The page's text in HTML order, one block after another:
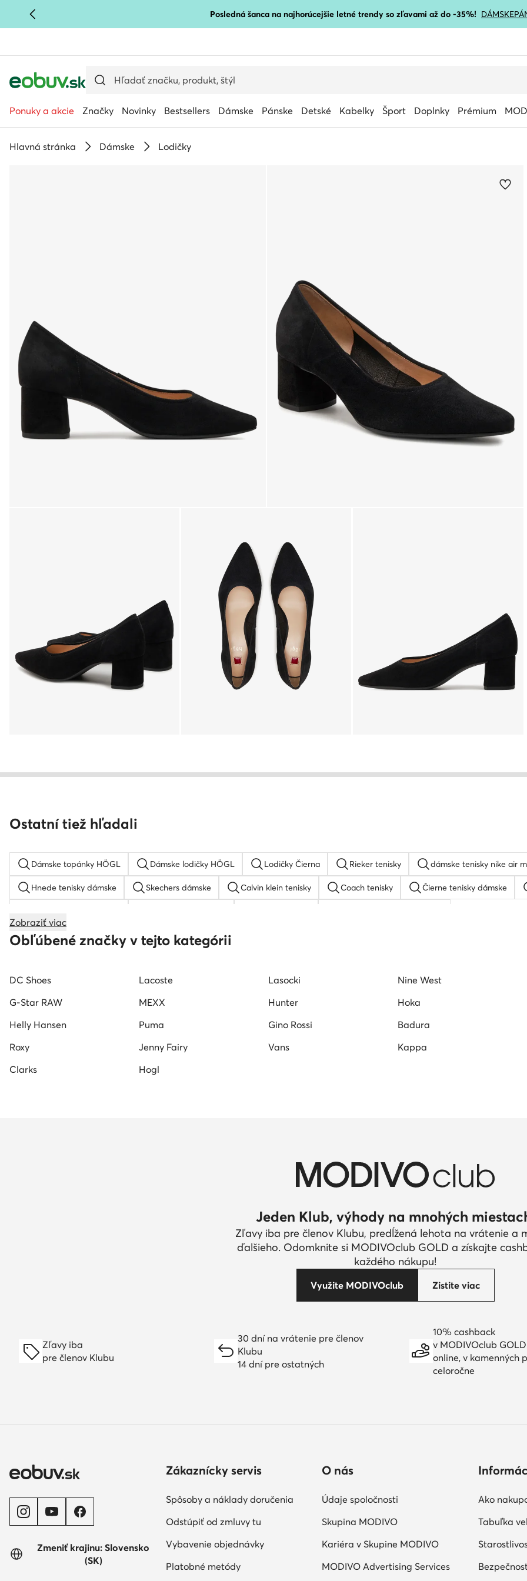
PREJSŤ NA HLAVNÝ OBSAH Posledná šanca na najhorúcejšie letné trendy so zľavami až do -35%! DÁMSKE
Ponuky a akcie Značky Novinky Bestsellers Dámske Pánske Detské Kabelky Šport Doplnky Prémium
Hlavná stránka Dámske Lodičky
Ostatní tiež hľadali
Dámske topánky HÖGL Dámske lodičky HÖGL Lodičky Čierna Rieker tenisky dámske tenisky nike air
Hnede tenisky dámske Skechers dámske Calvin klein tenisky Coach tenisky Čierne tenisky dámske
Tamaris lodičky Karl lagerfeld tenisky dámske
Tenisky lacoste dámske Dámske tenisky Beverly Hills Polo Club Converse tenisky dámske
Zobraziť viac
Obľúbené značky v tejto kategórii
DC Shoes Lacoste Lasocki Nine West
G-Star RAW
MEXX Hunter Hoka
Helly Hansen
Puma Gino Rossi Badura
Roxy
Jenny Fairy Vans Kappa
Clarks
Hogl
Jeden Klub, výhody na mnohých
Zľavy iba pre členov Klubu, predĺžená lehota na vrátenie a
ďalšieho. Odomknite si MODIVOclub GOLD a získajte
každého nákupu!
Využite MODIVOclub Zistite viac
Zľavy iba
pre členov Klubu
30 dní na vrátenie pre členov
Klubu
14 dní pre ostatných
10% cashback
v MODIVOclub GOLD
online, v kamenných
celoročne
Zmeniť krajinu: Slovensko
(SK)
Zákaznícky servis
Spôsoby a náklady doručenia
Odstúpiť od zmluvy tu
Vybavenie objednávky
Platobné metódy
O nás
Údaje spoločnosti
Skupina MODIVO
Kariéra v Skupine MODIVO
MODIVO Advertising Services
Ako
Tabuľka